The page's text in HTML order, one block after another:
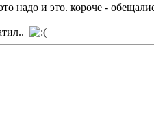
надо и это. короче -